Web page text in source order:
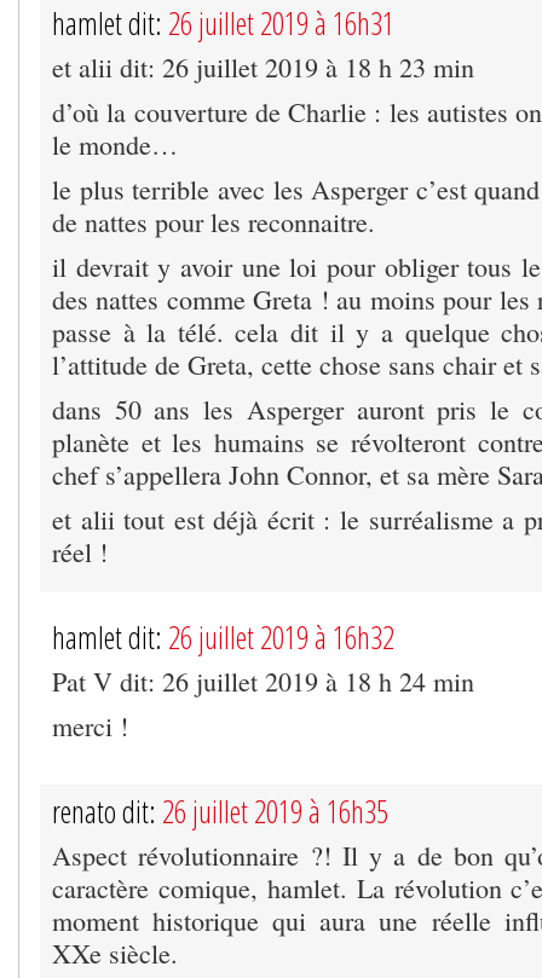
hamlet dit: 26 juillet 2019 à 16h31
et alii dit: 26 juillet 2019 à 18 h 23 min
d’où la couverture de Charlie : les autistes
le monde…
le plus terrible avec les Asperger c’est
de nattes pour les reconnaitre.
il devrait y avoir une loi pour obliger tous
des nattes comme Greta ! au moins pour
passe à la télé. cela dit il y a quelque
l’attitude de Greta, cette chose sans chair et
dans 50 ans les Asperger auront pris le
planète et les humains se révolteront
chef s’appellera John Connor, et sa mère
et alii tout est déjà écrit : le surréalisme a
réel !
hamlet dit: 26 juillet 2019 à 16h32
Pat V dit: 26 juillet 2019 à 18 h 24 min
merci !
renato dit: 26 juillet 2019 à 16h35
Aspect révolutionnaire ?! Il y a de bon
caractère comique, hamlet. La révolution
moment historique qui aura une réelle
XXe siècle.